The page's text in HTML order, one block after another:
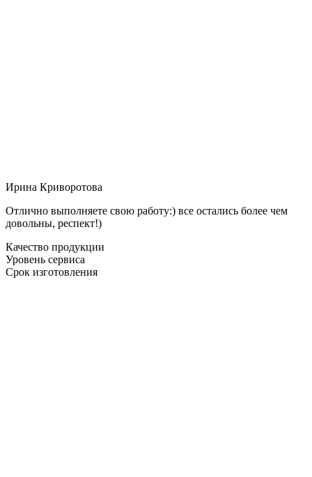
Ирина Криворотова
Отлично выполняете свою работу:) все остались более чем
довольны, респект!)
Качество продукции
Уровень сервиса
Срок изготовления